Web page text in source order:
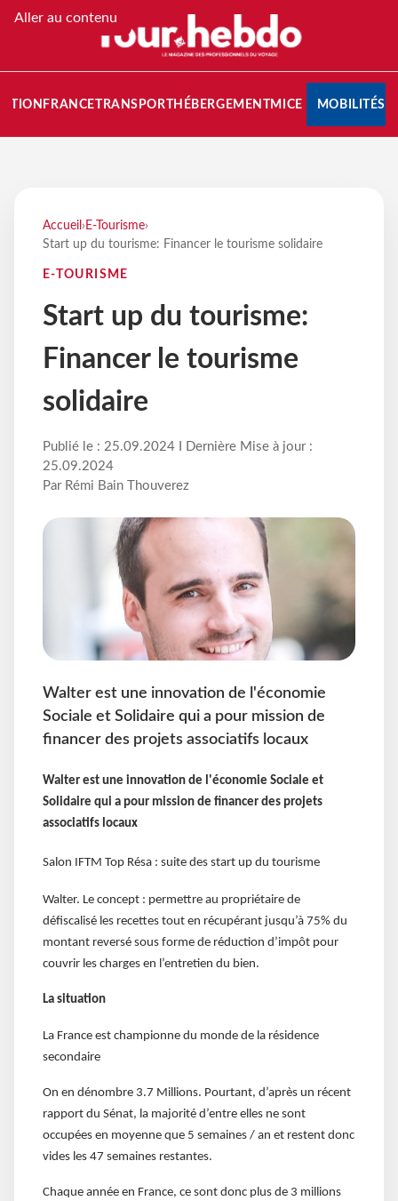
Aller au contenu
FRANCETRANSPORT HÉBERGEMENTMICE MOBILITÉS
Accueil › E-Tourisme›
Start up du tourisme: Financer le tourisme solidaire
E-TOURISME
Start up du tourisme:
Financer le tourisme
solidaire
Publié le : 25.09.2024 I Dernière Mise à jour :
25.09.2024
Par Rémi Bain Thouverez
Walter est une innovation de l'économie
Sociale et Solidaire qui a pour mission de
financer des projets associatifs locaux
Walter est une innovation de l'économie Sociale et
Solidaire qui a pour mission de financer des projets
associatifs locaux
Salon IFTM Top Résa : suite des start up du tourisme
Walter. Le concept : permettre au propriétaire de
défiscalisé les recettes tout en récupérant jusqu’à 75% du
montant reversé sous forme de réduction d’impôt pour
couvrir les charges en l’entretien du bien.
La situation
La France est championne du monde de la résidence
secondaire
On en dénombre 3.7 Millions. Pourtant, d’après un récent
rapport du Sénat, la majorité d’entre elles ne sont
occupées en moyenne que 5 semaines / an et restent donc
vides les 47 semaines restantes.
Chaque année en France, ce sont donc plus de 3 millions